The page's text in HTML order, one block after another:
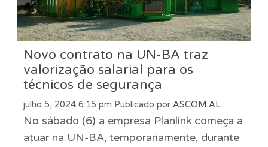
Novo contrato na UN-BA traz
valorização salarial para os
técnicos de segurança
julho 5, 2024 6:15 pm Publicado por ASCOM AL
No sábado (6) a empresa Planlink começa a
atuar na UN-BA, temporariamente, durante